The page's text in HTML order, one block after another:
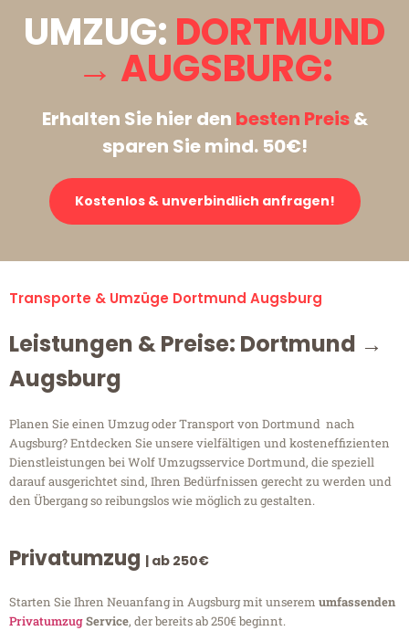
UMZUG: DORTMUND
→ AUGSBURG:
Erhalten Sie hier den besten Preis&
sparen Sie mind. 50€!
Kostenlos & unverbindlich anfragen!
Transporte & Umzüge Dortmund Augsburg
Leistungen & Preise: Dortmund →
Augsburg
Planen Sie einen Umzug oder Transport von Dortmund nach
Augsburg? Entdecken Sie unsere vielfältigen und kosteneffizienten
Dienstleistungen bei Wolf Umzugsservice Dortmund, die speziell
darauf ausgerichtet sind, Ihren Bedürfnissen gerecht zu werden und
den Übergang so reibungslos wie möglich zu gestalten.
Privatumzug | ab 250€
Starten Sie Ihren Neuanfang in Augsburg mit unserem umfassenden
PrivatumzugService, der bereits ab 250€ beginnt.